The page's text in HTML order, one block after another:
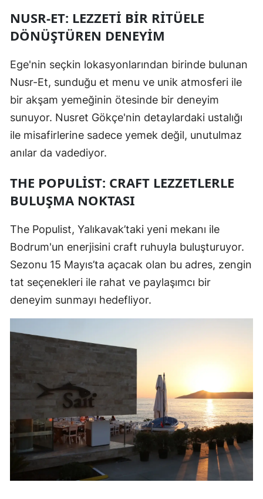
NUSR-ET: LEZZETI BIR RITÜELE
DÖNÜŞTÜREN DENEYIM
Ege'nin seçkin lokasyonlarından birinde bulunan
Nusr-Et, sunduğu et menu ve unik atmosferi ile
bir akşam yemeğinin ötesinde bir deneyim
sunuyor. Nusret Gökçe'nin detaylardaki ustalığı
ile misafirlerine sadece yemek değil, unutulmaz
anılar da vadediyor.
THE POPULIST: CRAFT LEZZETLERLE
BULUŞMA NOKTASI
The Populist, Yalıkavak’taki yeni mekanı ile
Bodrum'un enerjisini craft ruhuyla buluşturuyor.
Sezonu 15 Mayıs’ta açacak olan bu adres, zengin
tat seçenekleri ile rahat ve paylaşımcı bir
deneyim sunmayı hedefliyor.